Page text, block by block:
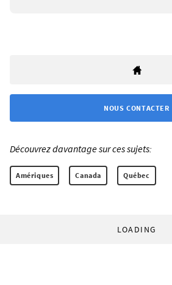
NOUS CONTACTER
Découvrez davantage sur ces sujets:
Amériques Canada Québec
LOADING